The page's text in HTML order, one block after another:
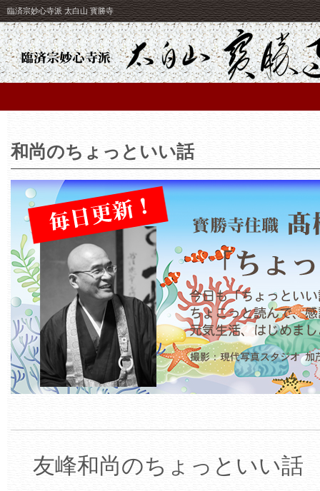
臨済宗妙心寺派 太白山 寳勝寺
和尚のちょっといい話
友峰和尚のちょっといい話